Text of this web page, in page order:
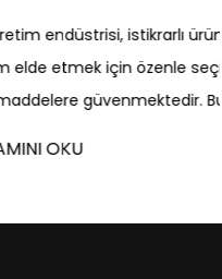
ürün kalitesi ve verimli
seçilmiş
Bu malzeme...